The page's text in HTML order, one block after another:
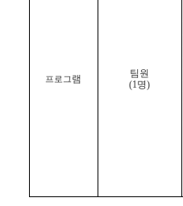
프로그램
팀원
(1명)